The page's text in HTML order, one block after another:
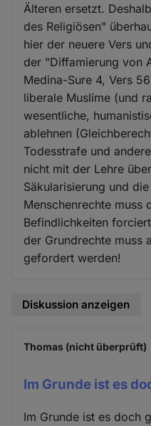
Älteren ersetzt.
des Religiösen"
hier der neuere Vers
der "Diffamierung von
Medina-Sure 4, Vers
liberale Muslime (und
wesentliche,
ablehnen
Todesstrafe und
nicht mit der Lehre
Säkularisierung und
Menschenrechte muss
Befindlichkeiten
der Grundrechte muss
gefordert werden!
Diskussion anzeigen
Thomas (nicht überprüft)
Im Grunde ist es
Im Grunde ist es doch